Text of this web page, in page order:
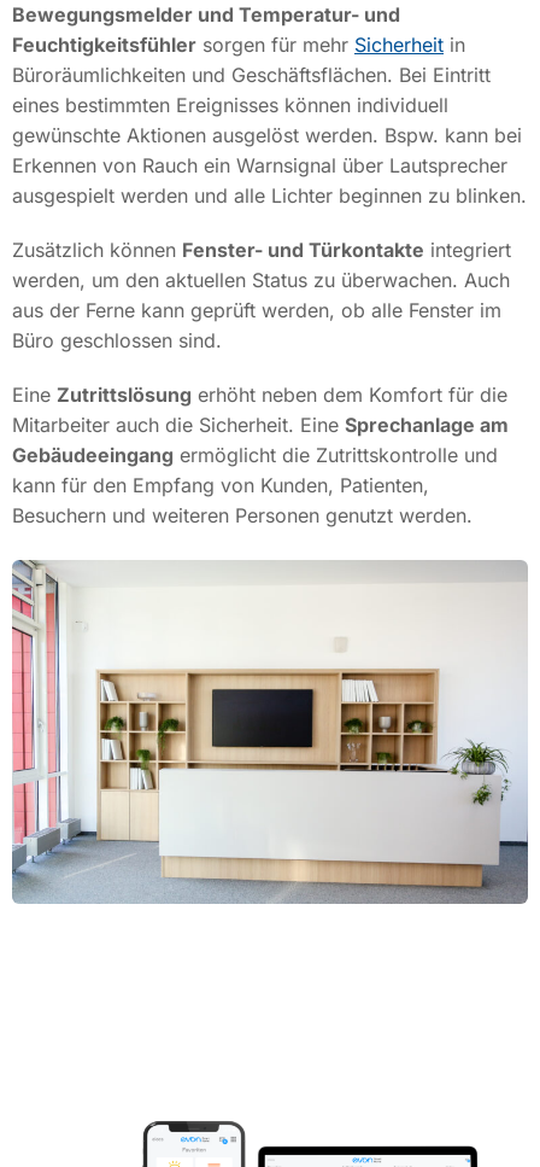
Bewegungsmelder und Temperatur- und
Feuchtigkeitsfühler sorgen für mehr Sicherheit in
Büroräumlichkeiten und Geschäftsflächen. Bei Eintritt
eines bestimmten Ereignisses können individuell
gewünschte Aktionen ausgelöst werden. Bspw. kann bei
Erkennen von Rauch ein Warnsignal über Lautsprecher
ausgespielt werden und alle Lichter beginnen zu blinken.
Zusätzlich können Fenster- und Türkontakte integriert
werden, um den aktuellen Status zu überwachen. Auch
aus der Ferne kann geprüft werden, ob alle Fenster im
Büro geschlossen sind.
Eine Zutrittslösung erhöht neben dem Komfort für die
Mitarbeiter auch die Sicherheit. Eine Sprechanlage am
Gebäudeeingang ermöglicht die Zutrittskontrolle und
kann für den Empfang von Kunden, Patienten,
Besuchern und weiteren Personen genutzt werden.